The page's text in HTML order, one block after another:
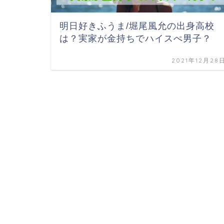
明日好きふうま/堀尾風允の出身高校
は？実家が金持ちでハイスぺ男子？
2021年12月28